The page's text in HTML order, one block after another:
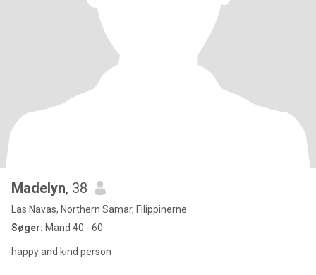
Madelyn, 38
Las Navas, Northern Samar, Filippinerne
Søger: Mand 40 - 60
happy and kind person